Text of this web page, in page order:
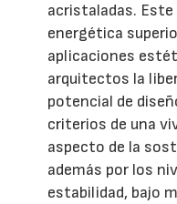
acristaladas.
energética
aplicaciones
arquitectos la
potencial de
criterios de una
aspecto de la
además por los
estabilidad, bajo